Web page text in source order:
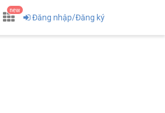
new
Đăng nhập/Đăng ký